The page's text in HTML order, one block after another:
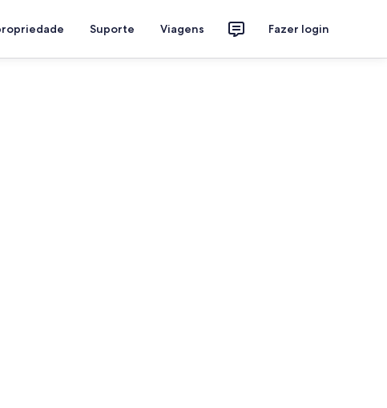
Suporte Viagens Fazer login